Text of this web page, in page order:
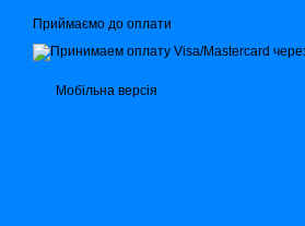
Приймаємо до оплати
Мобільна версія